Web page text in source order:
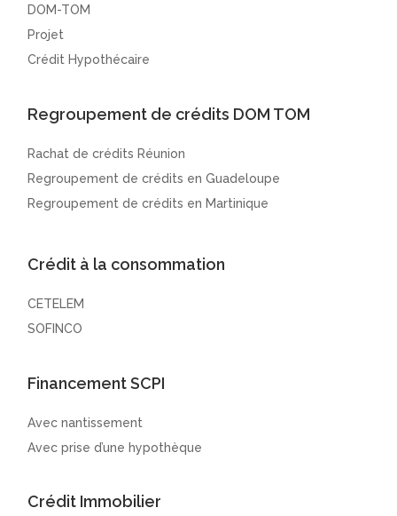
DOM-TOM
Projet
Crédit Hypothécaire
Regroupement de crédits DOM TOM
Rachat de crédits Réunion
Regroupement de crédits en Guadeloupe
Regroupement de crédits en Martinique
Crédit à la consommation
CETELEM
SOFINCO
Financement SCPI
Avec nantissement
Avec prise d’une hypothèque
Crédit Immobilier